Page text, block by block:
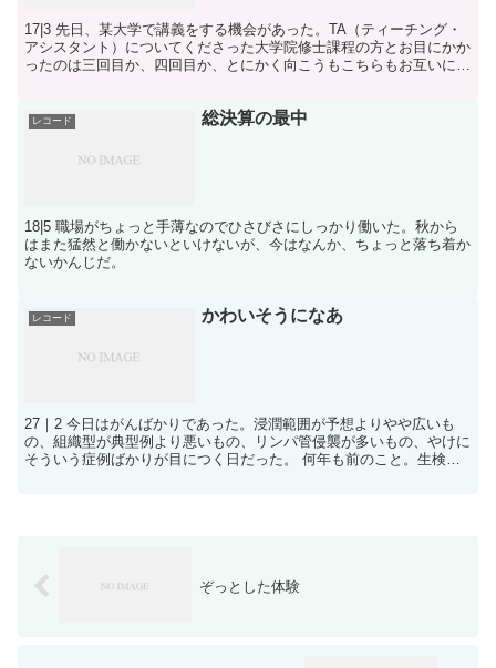
17|3 先日、某大学で講義をする機会があった。TA（ティーチング・
アシスタント）についてくださった大学院修士課程の方とお目にかか
ったのは三回目か、四回目か、とにかく向こうもこちらもお互いに顔
レコード 総決算の最中
18|5 職場がちょっと手薄なのでひさびさにしっかり働いた。秋から
はまた猛然と働かないといけないが、今はなんか、ちょっと落ち着か
ないかんじだ。
レコード かわいそうになあ
27｜2 今日はがんばかりであった。浸潤範囲が予想よりやや広いも
の、組織型が典型例より悪いもの、リンパ管侵襲が多いもの、やけに
そういう症例ばかりが目につく日だった。 何年も前のこと。生検の
ぞっとした体験